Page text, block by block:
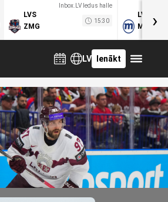
Inbox.LV ledus halle
LVS
ZMG
15:30
LVB
MOG›
LV Ienākt